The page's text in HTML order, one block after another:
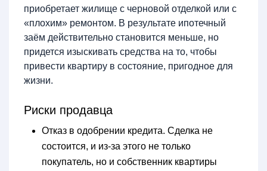
приобретает жилище с черновой отделкой или с
«плохим» ремонтом. В результате ипотечный
заём действительно становится меньше, но
придется изыскивать средства на то, чтобы
привести квартиру в состояние, пригодное для
жизни.
Риски продавца
Отказ в одобрении кредита. Сделка не
состоится, и из-за этого не только
покупатель, но и собственник квартиры